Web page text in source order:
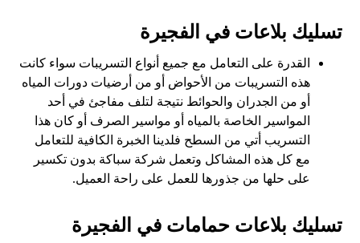
تسليك بلاعات في الفجيرة
القدرة على التعامل مع جميع أنواع التسريبات سواء كانت
هذه التسريبات من الأحواض أو من أرضيات دورات المياه
أو من الجدران والحوائط نتيجة لتلف مفاجئ في أحد
المواسير الخاصة بالمياه أو مواسير الصرف أو كان هذا
التسريب أتي من السطح فلدينا الخبرة الكافية للتعامل
مع كل هذه المشاكل وتعمل شركة سباكة بدون تكسير
على حلها من جذورها للعمل على راحة العميل.
تسليك بلاعات حمامات في الفجيرة